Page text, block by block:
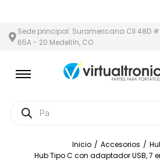
Sede principal: Suramericana Cll 48D #
65A - 20 Medellín, CO
Inicio / Accesorios /
Hub Tipo C con adaptador USB, 7